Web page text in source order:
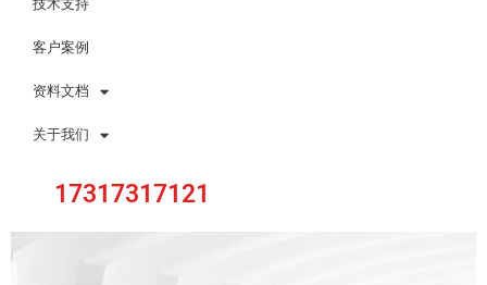
技术支持
客户案例
资料文档
关于我们
17317317121